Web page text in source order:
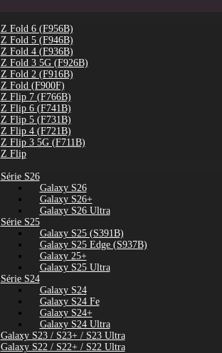
Z Fold 6 (F956B)
Z Fold 5 (F946B)
Z Fold 4 (F936B)
Z Fold 3 5G (F926B)
Z Fold 2 (F916B)
Z Fold (F900F)
Z Flip 7 (F766B)
Z Flip 6 (F741B)
Z Flip 5 (F731B)
Z Flip 4 (F721B)
Z Flip 3 5G (F711B)
Z Flip
Série S26
Galaxy S26
Galaxy S26+
Galaxy S26 Ultra
Série S25
Galaxy S25 (S391B)
Galaxy S25 Edge (S937B)
Galaxy 25+
Galaxy S25 Ultra
Série S24
Galaxy S24
Galaxy S24 Fe
Galaxy S24+
Galaxy S24 Ultra
Galaxy S23 / S23+ / S23 Ultra
Galaxy S22 / S22+ / S22 Ultra